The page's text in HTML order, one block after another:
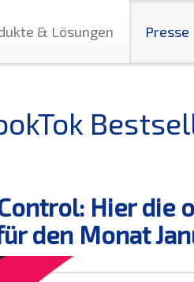
& Lösungen Presse
Hier die
den Monat